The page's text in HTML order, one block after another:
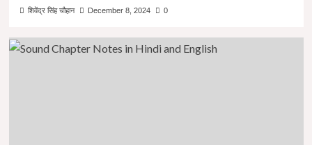
शिवेंद्र सिंह चौहान December 8, 2024 0